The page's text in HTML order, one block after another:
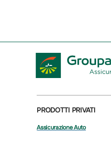
PRODOTTI PRIVATI
Assicurazione Auto